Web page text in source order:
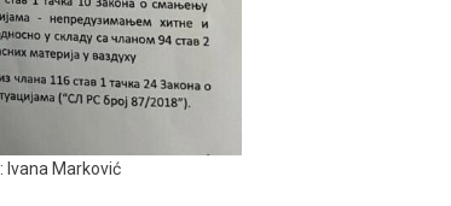
Ivana Marković